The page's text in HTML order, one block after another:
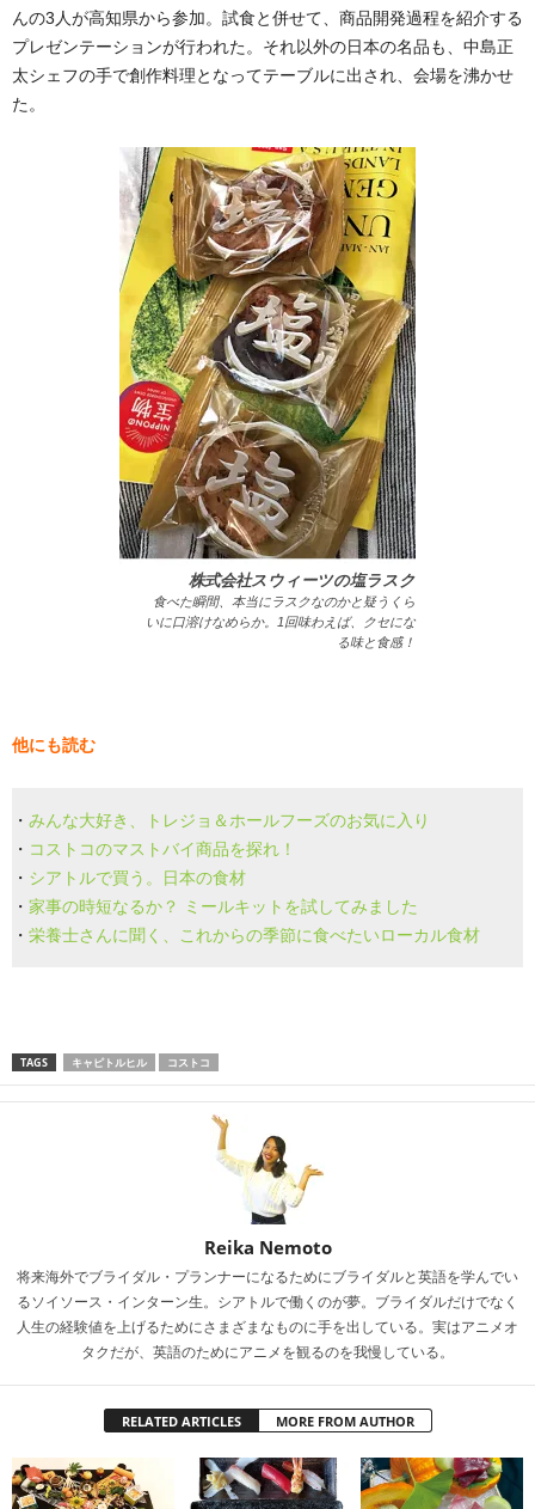
んの3人が高知県から参加。試食と併せて、商品開発過程を紹介する
プレゼンテーションが行われた。それ以外の日本の名品も、中島正
太シェフの手で創作料理となってテーブルに出され、会場を沸かせ
た。
株式会社スウィーツの塩ラスク
食べた瞬間、本当にラスクなのかと疑うくら
いに口溶けなめらか。1回味わえば、クセにな
る味と食感！
他にも読む
・ みんな大好き、トレジョ＆ホールフーズのお気に入り
・ コストコのマストバイ商品を探れ！
・ シアトルで買う。日本の食材
・ 家事の時短なるか？ ミールキットを試してみました
・ 栄養士さんに聞く、これからの季節に食べたいローカル食材
TAGS キャピトルヒル コストコ
Reika Nemoto
将来海外でブライダル・プランナーになるためにブライダルと英語を学んでい
るソイソース・インターン生。シアトルで働くのが夢。ブライダルだけでなく
人生の経験値を上げるためにさまざまなものに手を出している。実はアニメオ
タクだが、英語のためにアニメを観るのを我慢している。
RELATED ARTICLES MORE FROM AUTHOR